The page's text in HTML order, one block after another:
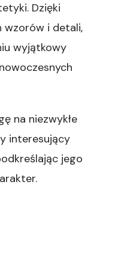
Dzięki
wzorów i detali,
wyjątkowy
na niezwykłe
interesujący
jego